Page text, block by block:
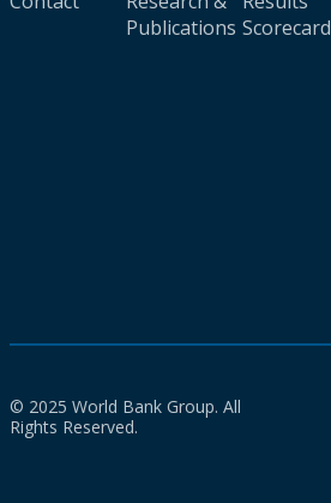
Publications Scorecard
© 2025 World Bank Group. All
Rights Reserved.